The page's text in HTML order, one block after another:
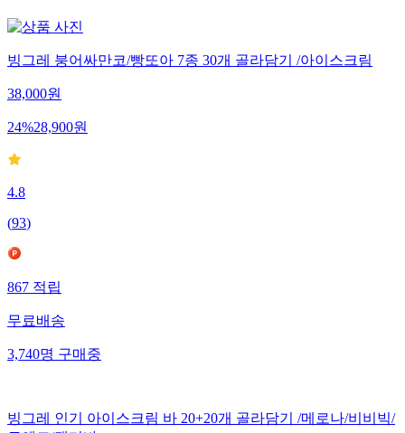
빙그레 붕어싸만코/빵또아 7종 30개 골라담기 /아이스크림
38,000원
24%28,900원
4.8
(93)
867 적립
무료배송
3,740명 구매중
빙그레 인기 아이스크림 바 20+20개 골라담기 /메로나/비비빅/